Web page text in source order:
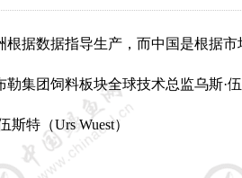
根据数据指导生产，而中国是根据
勒集团饲料板块全球技术总监乌斯·
斯特（Urs Wuest）